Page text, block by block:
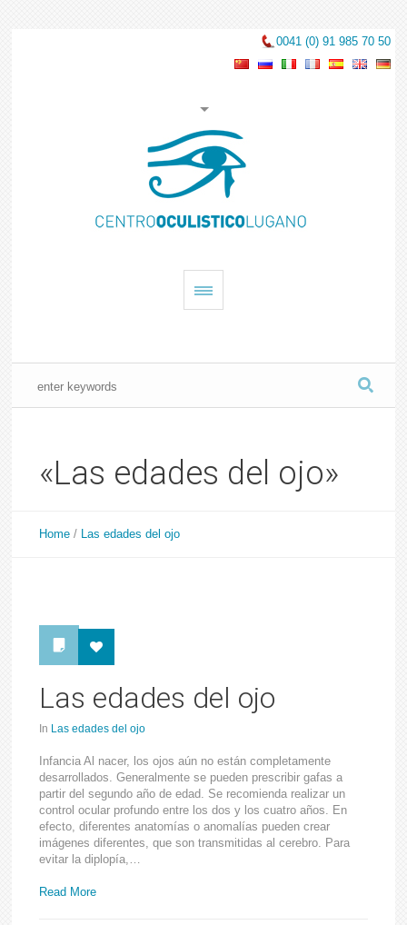
0041 (0) 91 985 70 50
«Las edades del ojo»
Home / Las edades del ojo
Las edades del ojo
In Las edades del ojo
Infancia Al nacer, los ojos aún no están completamente
desarrollados. Generalmente se pueden prescribir gafas a
partir del segundo año de edad. Se recomienda realizar un
control ocular profundo entre los dos y los cuatro años. En
efecto, diferentes anatomías o anomalías pueden crear
imágenes diferentes, que son transmitidas al cerebro. Para
evitar la diplopía,…
Read More